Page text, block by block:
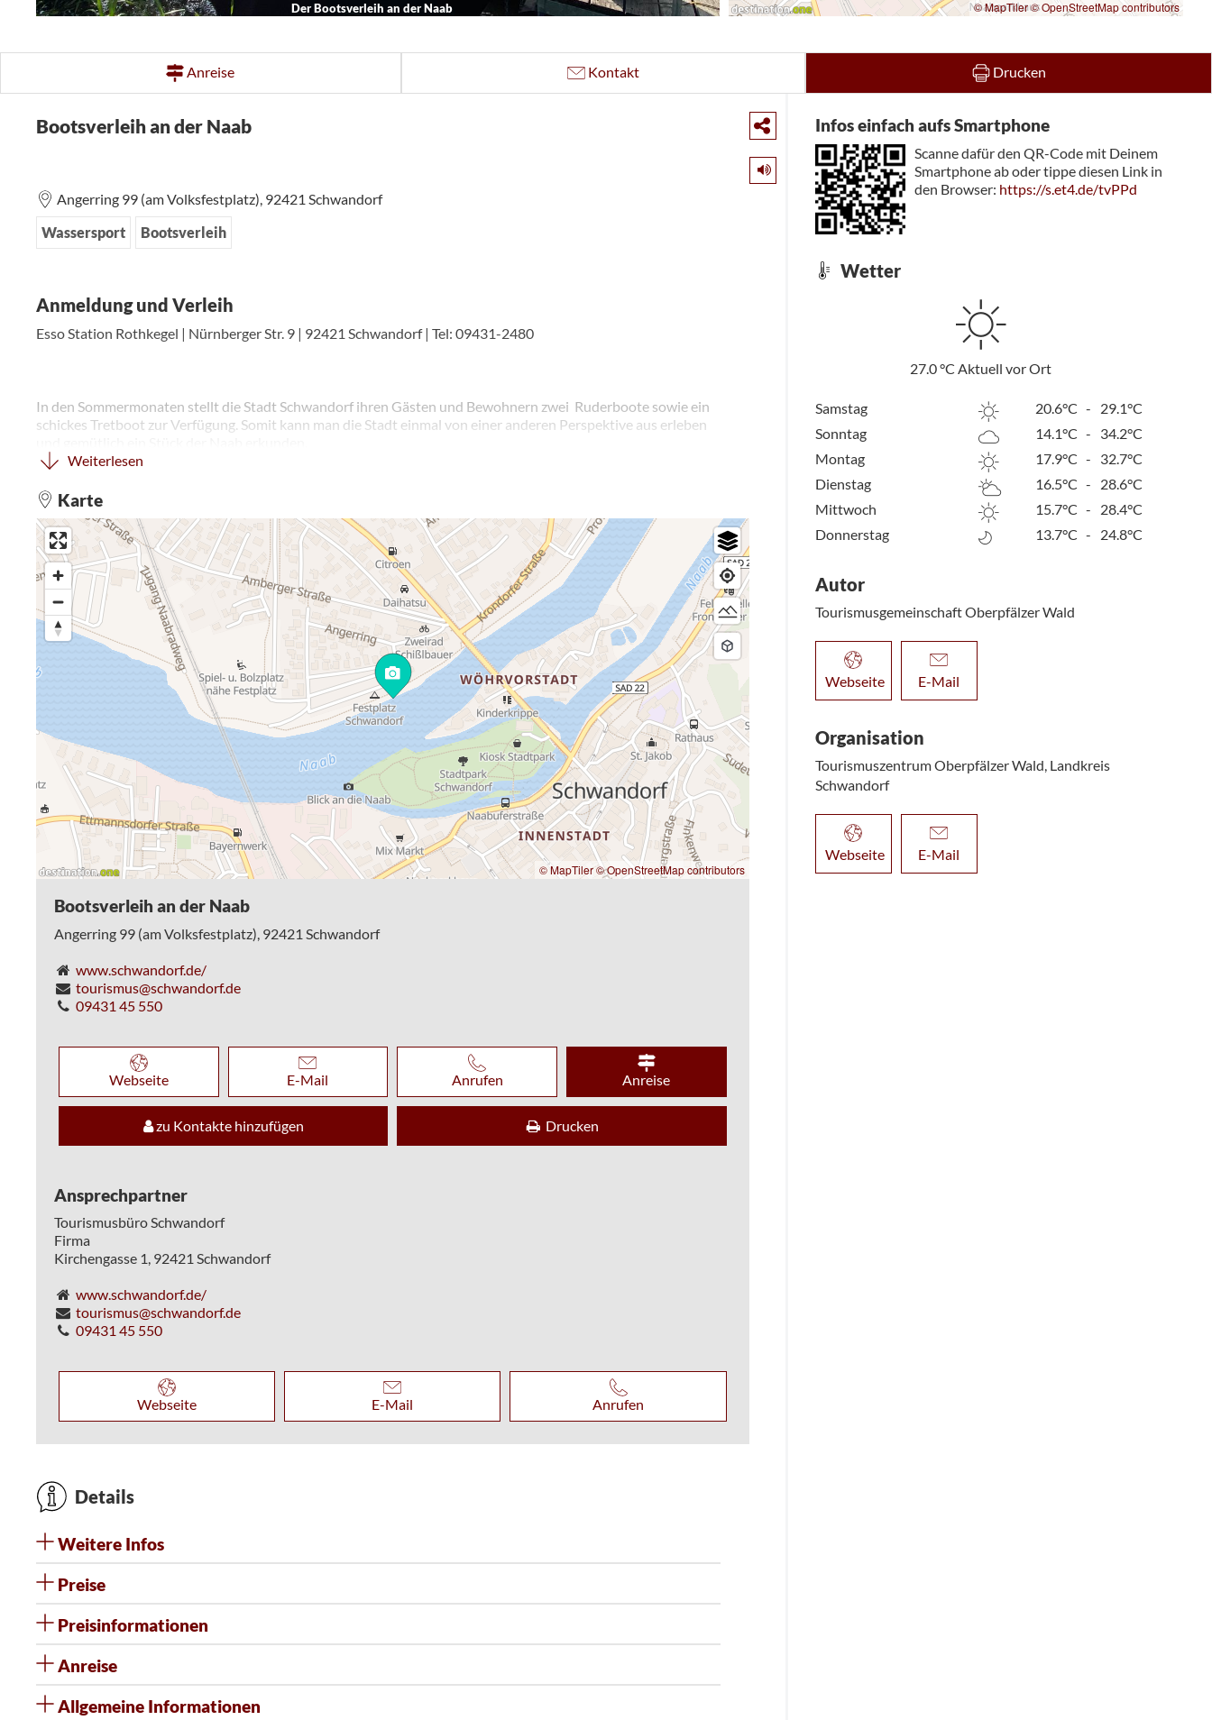
Der Bootsverleih an der Naab © MapTiler© OpenStreetMap contributors
Anreise Kontakt Drucken
Bootsverleih an der Naab
Angerring 99 (am Volksfestplatz), 92421 Schwandorf
Wassersport
Bootsverleih
Anmeldung und Verleih
Esso Station Rothkegel | Nürnberger Str. 9 | 92421 Schwandorf | Tel: 09431-2480
In den Sommermonaten stellt die Stadt Schwandorf ihren Gästen und Bewohnern zwei Ruderboote sowie ein
schickes Tretboot zur Verfügung. Somit kann man die Stadt einmal von einer anderen Perspektive aus erleben
ehrenamtlich übernommen hat. Über einen eigenen Bootssteg gelangt man trockenen Fußes in eines der Boote.
Weiterlesen
Karte
© MapTiler© OpenStreetMap contributors
Bootsverleih an der Naab
Angerring 99 (am Volksfestplatz), 92421 Schwandorf
www.schwandorf.de/
tourismus@schwandorf.de
09431 45 550
Webseite E-Mail Anrufen Anreise
zu Kontakte hinzufügen Drucken
Ansprechpartner
Tourismusbüro Schwandorf
Firma
Kirchengasse 1, 92421 Schwandorf
www.schwandorf.de/
tourismus@schwandorf.de
09431 45 550
Webseite E-Mail Anrufen
Details
Weitere Infos
Preise
Preisinformationen
Anreise
Allgemeine Informationen
Infos einfach aufs Smartphone
Scanne dafür den QR-Code mit Deinem
Smartphone ab oder tippe diesen Link in
den Browser: https://s.et4.de/tvPPd
Wetter
27.0°C Aktuell vor Ort
Samstag 20.6°C -
29.1°C
Sonntag
14.1°C -
34.2°C
Montag
17.9°C -
32.7°C
Dienstag
16.5°C -
28.6°C
Mittwoch
15.7°C -
28.4°C
Donnerstag
13.7°C - 24.8°C
Autor
Tourismusgemeinschaft Oberpfälzer Wald
Webseite E-Mail
Organisation
Tourismuszentrum Oberpfälzer Wald, Landkreis
Schwandorf
Webseite E-Mail